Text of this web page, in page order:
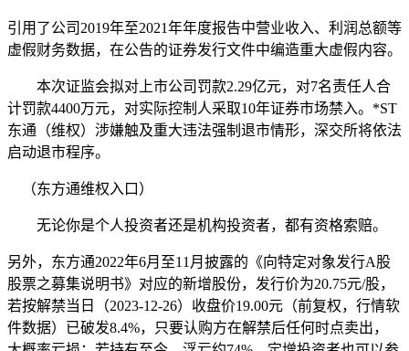
引用了公司2019年至2021年年度报告中营业收入、利润总额等
虚假财务数据，在公告的证券发行文件中编造重大虚假内容。
本次证监会拟对上市公司罚款2.29亿元，对7名责任人合
计罚款4400万元，对实际控制人采取10年证券市场禁入。 *ST
东通 （维权） 涉嫌触及重大违法强制退市情形，深交所将依法
启动退市程序。
（东方通维权入口）
无论你是个人投资者还是机构投资者，都有资格索赔。
另外，东方通2022年6月至11月披露的《向特定对象发行A股
股票之募集说明书》对应的新增股份，发行价为20.75元/股，
若按解禁当日（2023-12-26）收盘价19.00元（前复权，行情软
件数据）已破发8.4%，只要认购方在解禁后任何时点卖出，